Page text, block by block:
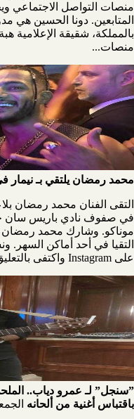
منصات التواصل الاجتماعي
بالمملكة، شقيقة الإعلامية
منصات...
محمد رمضان يلتقي بـ نيمار
التقى الفنان محمد رمضان
في صفوف نادي باريس سان
موناكو. وشارك محمد رمضان
التقيا في أحد أماكن
على Instagram واكتفى بالتعليق عليها بشكل كرة...
”سنجل” لـ عمرو دياب..
باقتباس أغنية من ألحانه الجمعة، 26